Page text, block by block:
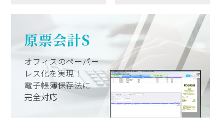
給与計算システム 一元管理システム
原票会計S
オフィスのペーパー
レス化を実現！
電子帳簿保存法に
完全対応